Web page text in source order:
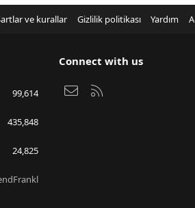
ve kurallar Gizlilik politikası Yardım
99,614
435,848
24,825
Connect with us
Bize ulaşın